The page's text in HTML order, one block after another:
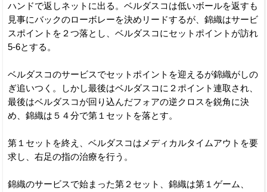
ハンドで返しネットに出る。ベルダスコは低いボールを返すも
見事にバックのローボレーを決めリードするが、錦織はサービ
スポイントを２つ落とし、ベルダスコにセットポイントが訪れ
5-6とする。
ベルダスコのサービスでセットポイントを迎えるが錦織がしの
ぎ追いつく。しかし最後はベルダスコに２ポイント連取され、
最後はベルダスコが回り込んだフォアの逆クロスを鋭角に決
め、錦織は５４分で第１セットを落とす。
第１セットを終え、ベルダスコはメディカルタイムアウトを要
求し、右足の指の治療を行う。
錦織のサービスで始まった第２セット、錦織は第１ゲーム、